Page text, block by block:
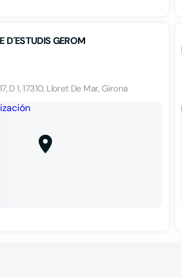
D´ESTUDIS GEROM
D 1, 17310, Lloret De Mar, Girona